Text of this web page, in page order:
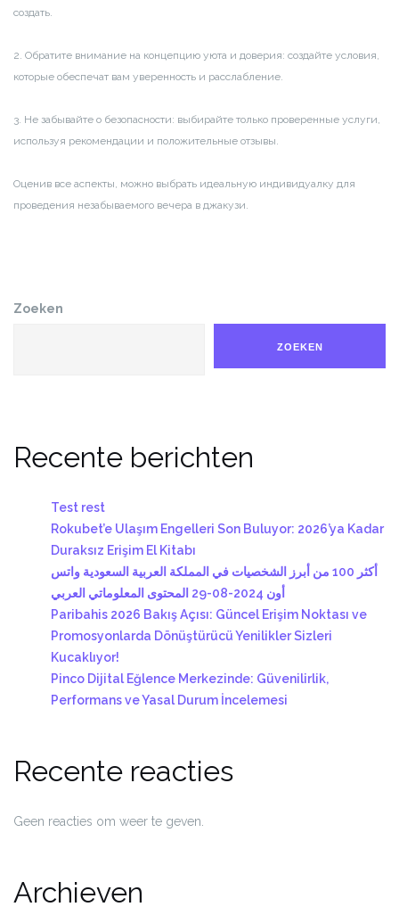
создать.
2. Обратите внимание на концепцию уюта и доверия: создайте условия,
которые обеспечат вам уверенность и расслабление.
3. Не забывайте о безопасности: выбирайте только проверенные услуги,
используя рекомендации и положительные отзывы.
Оценив все аспекты, можно выбрать идеальную индивидуалку для
проведения незабываемого вечера в джакузи.
Zoeken
ZOEKEN
Recente berichten
Test rest
Rokubet’e Ulaşım Engelleri Son Buluyor: 2026’ya Kadar
Duraksız Erişim El Kitabı
أكثر 100 من أبرز الشخصيات في المملكة العربية السعودية واتس
أون 2024-08-29 المحتوى المعلوماتي العربي
Paribahis 2026 Bakış Açısı: Güncel Erişim Noktası ve
Promosyonlarda Dönüştürücü Yenilikler Sizleri
Kucaklıyor!
Pinco Dijital Eğlence Merkezinde: Güvenilirlik,
Performans ve Yasal Durum İncelemesi
Recente reacties
Geen reacties om weer te geven.
Archieven